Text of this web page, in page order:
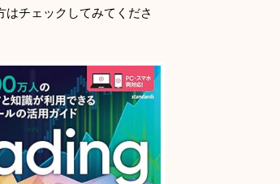
はチェックしてみてくださ